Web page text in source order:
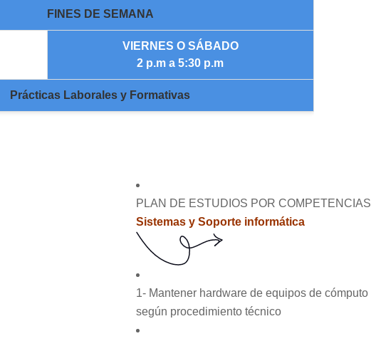
FINES DE SEMANA
VIERNES O SÁBADO
2 p.m a 5:30 p.m
Prácticas Laborales y Formativas
PLAN DE ESTUDIOS POR COMPETENCIAS
Sistemas y Soporte informática
1- Mantener hardware de equipos de cómputo
según procedimiento técnico